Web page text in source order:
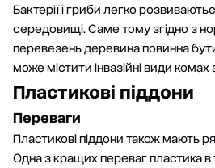
Бактерії і гриби легко
середовищі. Саме тому згідно з
перевезень деревина повинна
може містити інвазійні види
Пластикові піддони
Переваги
Пластикові піддони також мають
Одна з кращих переваг пластика в